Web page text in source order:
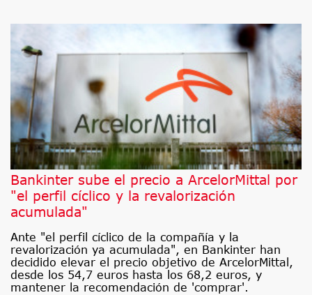
Bankinter sube el precio a ArcelorMittal por
"el perfil cíclico y la revalorización
acumulada"
Ante "el perfil cíclico de la compañía y la
revalorización ya acumulada", en Bankinter han
decidido elevar el precio objetivo de ArcelorMittal,
desde los 54,7 euros hasta los 68,2 euros, y
mantener la recomendación de 'comprar'.